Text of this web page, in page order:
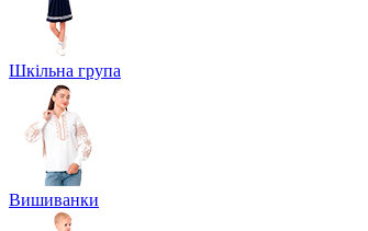
Шкільна група
Вишиванки